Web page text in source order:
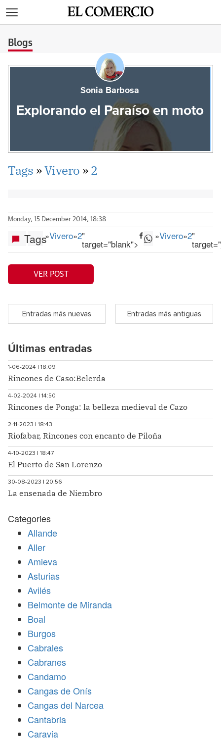
Blogs
Sonia Barbosa
Explorando el Paraíso en moto
Tags »Vivero »2
Monday, 15 December 2014, 18:38
Tags»Vivero»2"
target="blank">
»Vivero»2"
VER POST
Entradas más nuevas Entradas más antiguas
Últimas entradas
1-06-2024 | 18:09
Rincones de Caso:Belerda
4-02-2024 | 14:50
Rincones de Ponga: la belleza medieval de Cazo
2-11-2023 | 18:43
Riofabar, Rincones con encanto de Piloña
4-10-2023 | 18:47
El Puerto de San Lorenzo
30-08-2023 | 20:56
La ensenada de Niembro
Categories
Allande
Aller
Amieva
Asturias
Avilés
Belmonte de Miranda
Boal
Burgos
Cabrales
Cabranes
Candamo
Cangas de Onís
Cangas del Narcea
Cantabria
Caravia